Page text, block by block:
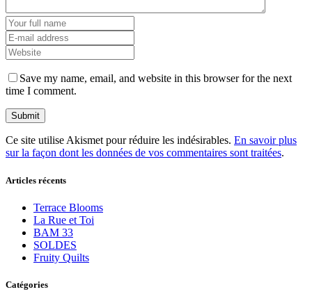
Save my name, email, and website in this browser for the next
time I comment.
Ce site utilise Akismet pour réduire les indésirables. En savoir plus
sur la façon dont les données de vos commentaires sont traitées.
Articles récents
Terrace Blooms
La Rue et Toi
BAM 33
SOLDES
Fruity Quilts
Catégories